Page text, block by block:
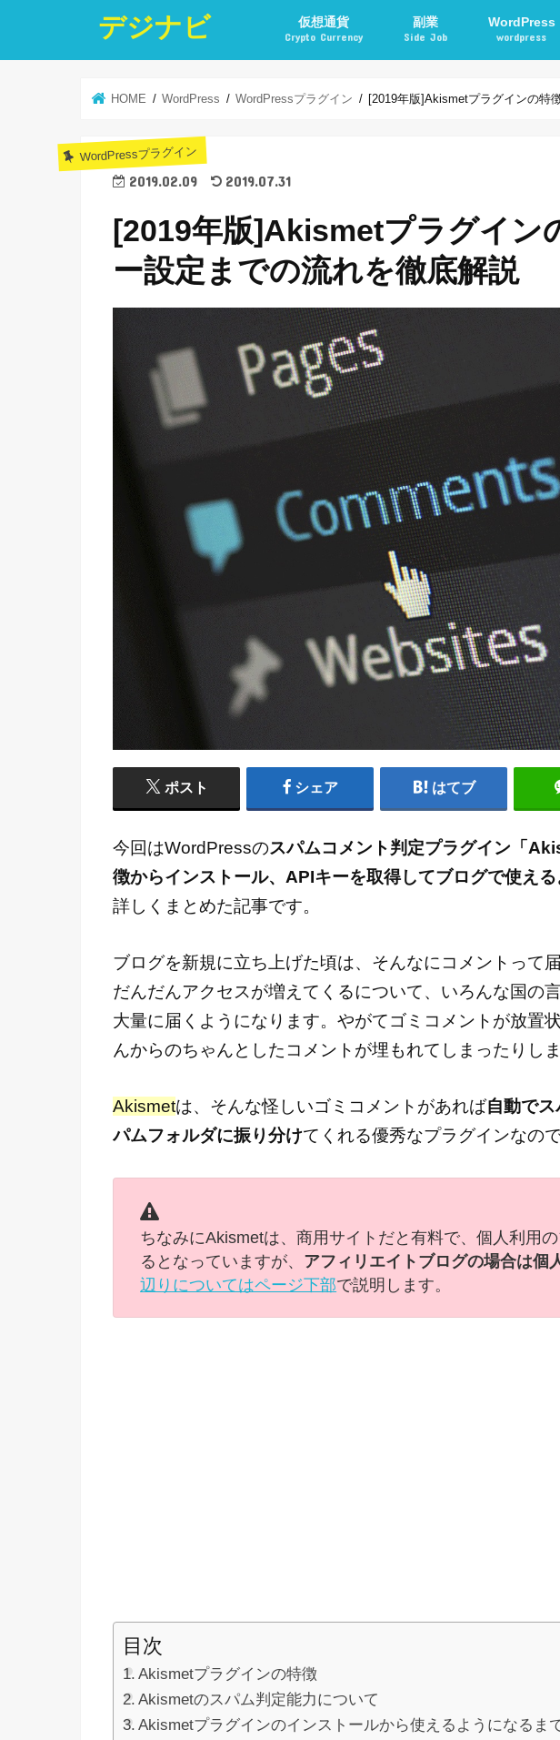
デジナビ 仮想通貨
Crypto Currency
副業
Side Job
WordPress
wordpress
HOME WordPress WordPressプラグイン [2019年版]Akismetプラグインの特
WordPressプラグイン
2019.02.09 2019.07.31
[2019年版]Akismetプラグイン
ー設定までの流れを徹底解説
ポスト シェア はてブ
今回はWordPressのスパムコメント判定プラグイン「
徴からインストール、APIキーを取得してブログで使え
詳しくまとめた記事です。
ブログを新規に立ち上げた頃は、そんなにコメントって
だんだんアクセスが増えてくるについて、いろんな国の
大量に届くようになります。やがてゴミコメントが放置
んからのちゃんとしたコメントが埋もれてしまったりしま
Akismetは、そんな怪しいゴミコメントがあれば自動でス
パムフォルダに振り分けてくれる優秀なプラグインなので
ちなみにAkismetは、商用サイトだと有料で、個人利用
るとなっていますが、 アフィリエイトブログの場合は個
辺りについてはページ下部で説明します。
目次
Akismetプラグインの特徴
Akismetのスパム判定能力について
Akismetプラグインのインストールから使えるようになるま